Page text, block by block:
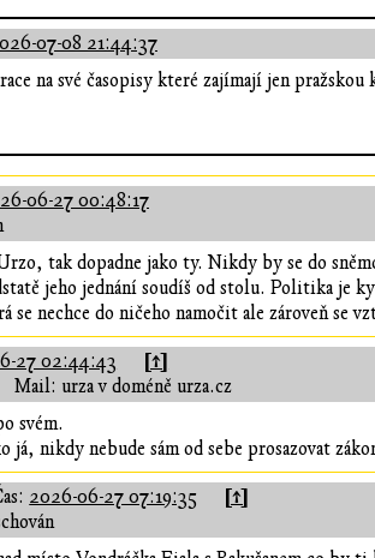
07-08 21:44:37
na své časopisy které zajímají jen
06-27 00:48:17
tak dopadne jako ty. Nikdy by se do
jeho jednání soudíš od stolu. Politika je
se nechce do ničeho namočit ale zároveň se
27 02:44:43 [↑]
Mail: urza v doméně urza.cz
svém.
já, nikdy nebude sám od sebe prosazovat
2026-06-27 07:19:35 [↑]